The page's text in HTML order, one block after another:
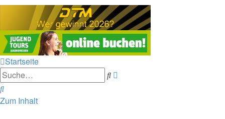
Startseite
Suche
Suche
Zum Inhalt